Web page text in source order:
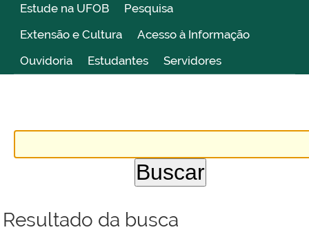
Estude na UFOB
Pesquisa
Extensão e Cultura
Acesso à Informação
Ouvidoria
Estudantes Servidores
Resultado da busca